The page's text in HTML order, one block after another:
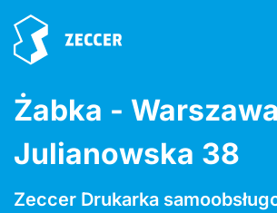
Żabka - Warszawa
Julianowska 38
Zeccer Drukarka